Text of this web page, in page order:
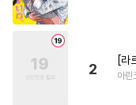
2
[라
아린